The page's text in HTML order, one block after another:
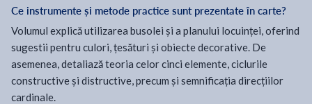
Ce instrumente și metode practice sunt prezentate în carte?
Volumul explică utilizarea busolei și a planului locuinței, oferind
sugestii pentru culori, țesături și obiecte decorative. De
asemenea, detaliază teoria celor cinci elemente, ciclurile
constructive și distructive, precum și semnificația direcțiilor
cardinale.